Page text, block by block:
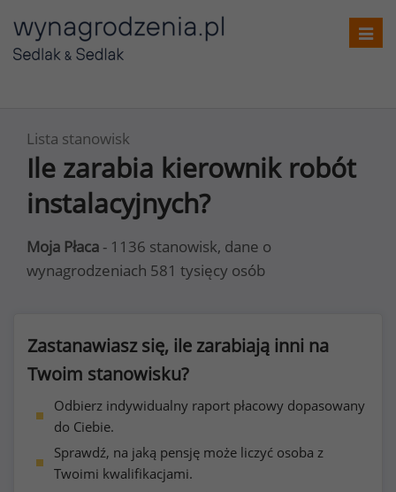
Lista stanowisk
Ile zarabia kierownik robót
instalacyjnych?
Moja Płaca - 1136 stanowisk, dane o
wynagrodzeniach 581 tysięcy osób
Zastanawiasz się, ile zarabiają inni na
Twoim stanowisku?
Odbierz indywidualny raport płacowy dopasowany
do Ciebie.
Sprawdź, na jaką pensję może liczyć osoba z
Twoimi kwalifikacjami.